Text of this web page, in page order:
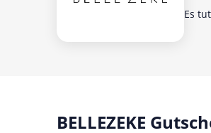
Es
BELLEZEKE